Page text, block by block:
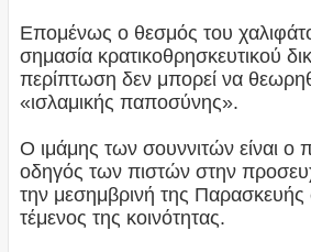
Επομένως ο θεσμός του
σημασία κρατικοθρησκευτικού
περίπτωση δεν μπορεί να
«ισλαμικής παποσύνης».
Ο ιμάμης των σουννιτών είναι ο
οδηγός των πιστών στην
την μεσημβρινή της Παρασκευής
τέμενος της κοινότητας.